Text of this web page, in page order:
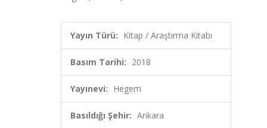
Yayın Türü: Kitap / Araştırma Kitabı
Basım Tarihi: 2018
Yayınevi: Hegem
Basıldığı Şehir: Ankara